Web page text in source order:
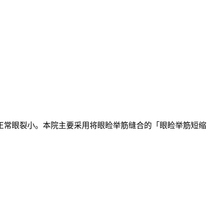
眼裂小。本院主要采用将眼睑举筋缝合的「眼睑举筋短缩